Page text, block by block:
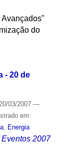
Avançados"
do
- 20 de
03/2007 —
em:
, Energia
Eventos 2007